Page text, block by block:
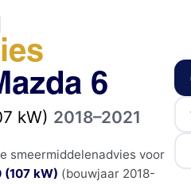
6
kW) 2018–2021
smeermiddelenadvies voor
(107 kW) (bouwjaar 2018-